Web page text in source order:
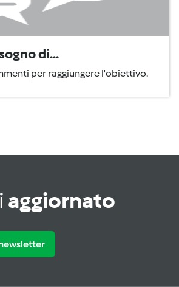
di...
per raggiungere l'obiettivo.
aggiornato